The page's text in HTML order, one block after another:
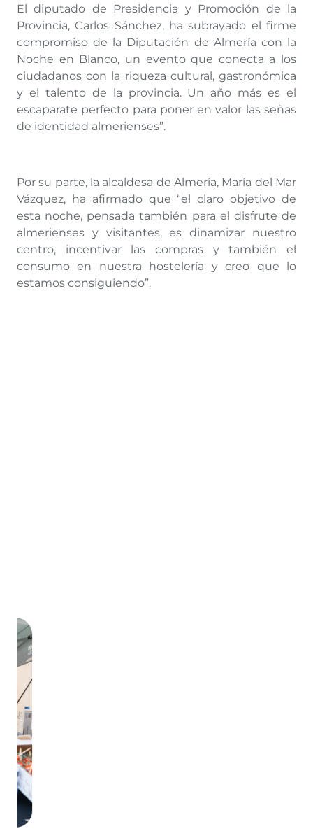
El diputado de Presidencia y Promoción de la
Provincia, Carlos Sánchez, ha subrayado el firme
compromiso de la Diputación de Almería con la
Noche en Blanco, un evento que conecta a los
ciudadanos con la riqueza cultural, gastronómica
y el talento de la provincia. Un año más es el
escaparate perfecto para poner en valor las señas
de identidad almerienses”.
Por su parte, la alcaldesa de Almería, María del Mar
Vázquez, ha afirmado que “el claro objetivo de
esta noche, pensada también para el disfrute de
almerienses y visitantes, es dinamizar nuestro
centro, incentivar las compras y también el
consumo en nuestra hostelería y creo que lo
estamos consiguiendo”.